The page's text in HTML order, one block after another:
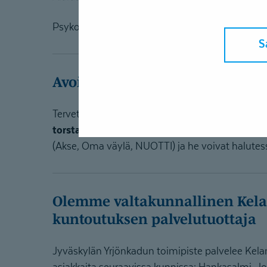
Psykoterapiapalvelujen tiedustelut
Avoimet ovet - Tervetuloa
Tervetuloa tutustumaan tiloihimme ja
torstai klo 12-13.
(Akse, Oma väylä, NUOTTI) ja he voivat
Olemme valtakunnallinen Kelan vaativan lääkinnällisen
kuntoutuksen palvelutuottaja
Jyväskylän Yrjönkadun toimipiste palvelee